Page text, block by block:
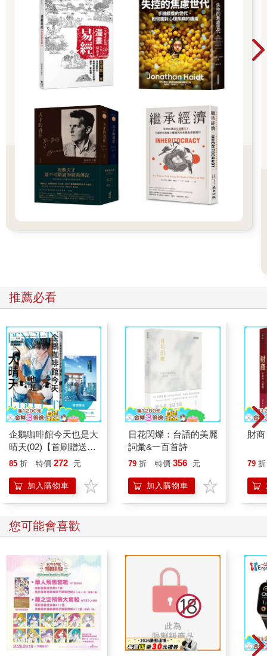
少最後還是能發展出一定程度的依戀。(待續)貝琪．伯恩斯和傑
夫．韓森原本打算只生一個孩子，但女兒西西兩歲時，貝琪決定
再生一個，然後幾乎就立即懷孕了。貝琪回想自己在做羊膜穿刺
時跟傑夫說：「要是發現了什麼問題，該怎麼辦？」他說：「愛
孩子就對了。」貝琪說：「於是當時我們下定決心要愛有特殊需
求的孩子，完全不知道自己早已生了一個。」
她睡得太少了。剛出生的茉莉比較不好照顧，但跟人的互動比較
多。隨著時間過去，傑夫和貝琪開始擔心西西不會說話。她從來
不說「牛奶」，只會遞出杯子。醫生要貝琪放心，說她只是新手
媽媽太過緊張。傑夫是英文老師，後來他在明尼蘇達的一所高中
找到教職，於是舉家搬到明尼亞波里斯城外的聖路易斯園。西西
三歲的時候，貝琪參加一個媽媽團體，在那裡聽其他母親談論自
己的孩子。「我心都涼了。一定出了什麼大問題。」貝琪說道。
她到當地的醫療單位要求做早療評估。評估人員說：「很奇怪，
她對我的首飾比較有興趣，對我的臉沒興趣。」然後她說道：
「希望妳不要覺得這件事是妳及妳先生做過的事有關，希望我用
處理自閉症，最重要的策略是早療。貝琪立刻帶西西去一所公立
托兒所，那裡也有幾個兒童同樣有特殊需求。西西接受了語言治
療、職能治療、物理治療還有音樂治療。然而，她卻顯得越來越
孤僻，還開始自殘，也不睡覺。西西四歲時，家人帶她去看當地
一個神經科醫師，他說：「如果做了這麼高品質的早療都還不說
話，那麼她永遠也不會說話。你們應該學著習慣。她有重度自閉
症。」
其實西西這輩子開口說過四次話，每一次都切合情境。西西三歲
時，貝琪給了她一片餅乾，她把餅乾推了回去，說：「媽媽，妳
吃。」傑夫和貝琪互看了幾眼，等著世界馬上要有所改變。但西
西再也沒說話，就這麼過了一年，之後有一天，貝琪起身去關電
視，西西說：「我要看我的電視。」三年後某天在學校，她開了
燈，然後說：「誰沒關燈？」 然後某天， 有個偶戲師傅到西西班
上， 他問道：「 小朋友， 這個簾子是什麼顏色？」西西回道：
「紫色。」她能夠組織這些句子並且說出來，顯示沉默的背後還
是有清晰的思考，讓人不免有所期待。貝琪說：「我覺得對她而
言，說話就像塞車，而裡頭的線路讓她的思緒無法走到嘴邊。」
要是生了個完全沒有語言能力的孩子，雖然也讓人心痛，但情況
的渾沌中煎熬。既然偶爾有那麼幾次，交通能順暢到讓她開口說
話，說不定只要找到對的介入療法，就能讓交通完全暢通？和西
西說話時你得像個未知論者，時時提醒自己，她可能聽進你說的
每一句話，但你說的話也可能對她毫無意義。
貝琪說道：「我覺得她可能屬於語文出現以前的時代，我相信她
的某個地方藏有野性的智慧，我擔心她的靈魂被困住了。」孩提
時期，西西檢測出來的智商是五十，而她最近看的治療師則認為
推薦必看
企鵝咖啡館今天也是大
晴天(02)【首刷贈送
「謹賀新年」收藏卡】
85 折 特價 272 元
加入購物車
日花閃爍：台語的美麗
詞彙&一百首詩
79 折 特價 356 元
加入購物車
財
79 折
您可能會喜歡